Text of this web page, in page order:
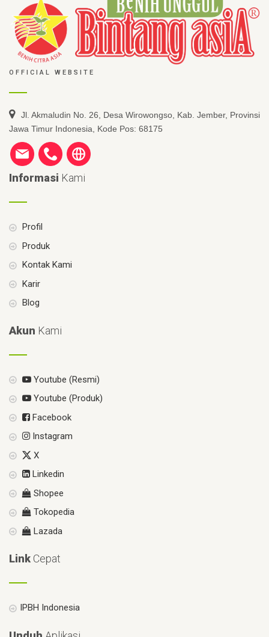
OFFICIAL WEBSITE
Jl. Akmaludin No. 26, Desa Wirowongso, Kab. Jember, Provinsi
Jawa Timur Indonesia, Kode Pos: 68175
Informasi Kami
Profil
Produk
Kontak Kami
Karir
Blog
Akun Kami
Youtube (Resmi)
Youtube (Produk)
Facebook
Instagram
X
Linkedin
Shopee
Tokopedia
Lazada
Link Cepat
IPBH Indonesia